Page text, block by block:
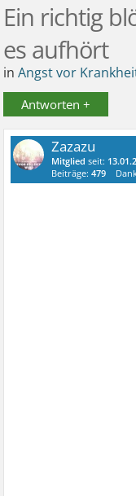
Ein richtig
es aufhört
inAngst vor
Antworten +
Zazazu
Mitglied seit:
Beiträge:479